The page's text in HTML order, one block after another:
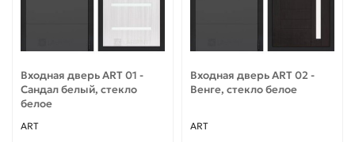
Входная дверь ART 01 -
Сандал белый, стекло
белое
ART
Входная дверь ART 02 -
Венге, стекло белое
ART